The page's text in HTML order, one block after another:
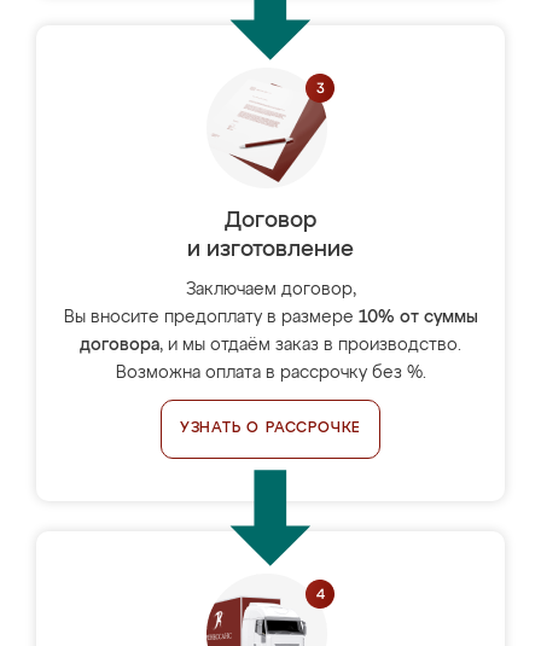
Договор
и изготовление
Заключаем договор,
Вы вносите предоплату в размере 10% от суммы
договора, и мы отдаём заказ в производство.
Возможна оплата в рассрочку без %.
УЗНАТЬ О РАССРОЧКЕ